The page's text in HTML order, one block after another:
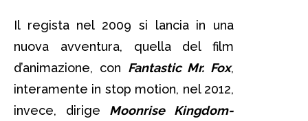
Il regista nel 2009 si lancia in una
nuova avventura, quella del film
d’animazione, con Fantastic Mr. Fox,
interamente in stop motion, nel 2012,
invece, dirige Moonrise Kingdom-